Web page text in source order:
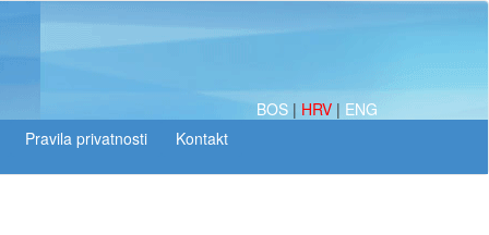
BOS | HRV | ENG